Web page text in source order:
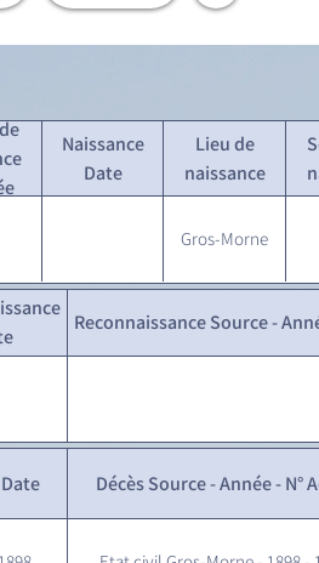
Naissance
Date
Lieu de
naissance
Gros-Morne
Reconnaissance Source -
Décès Source - Année - N°